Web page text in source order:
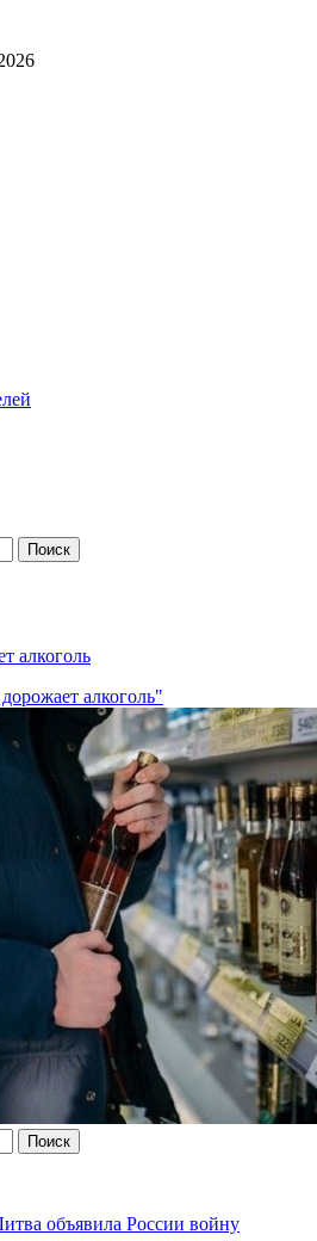
алкоголь
алкоголь"
объявила России войну